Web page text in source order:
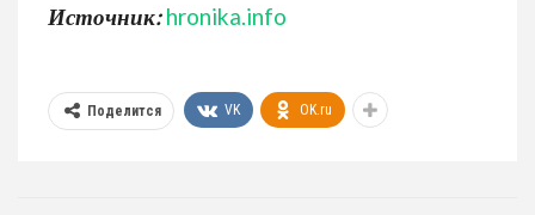
Источник: hronika.info
Поделится VK OK.ru